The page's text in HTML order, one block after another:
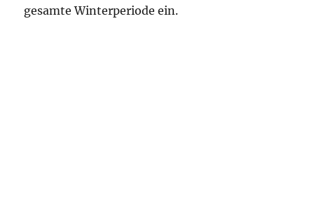
gesamte Winterperiode ein.